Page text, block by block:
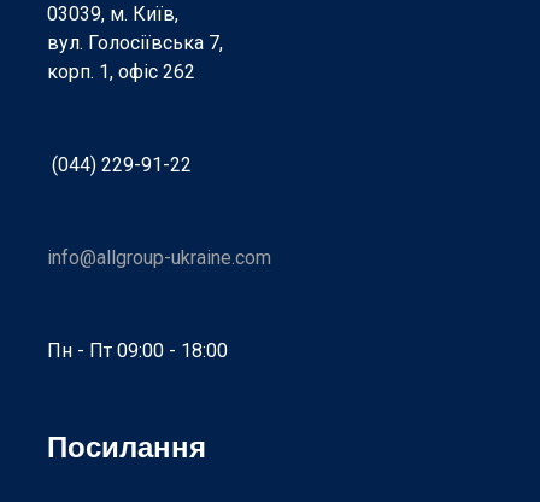
03039, м. Київ,
вул. Голосіївська 7,
корп. 1, офіс 262
(044) 229-91-22
info@allgroup-ukraine.com
Пн - Пт 09:00 - 18:00
Посилання